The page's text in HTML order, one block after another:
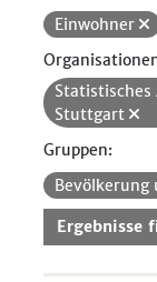
Einwohner
Stuttgart
Gruppen:
Bevölkerung
Ergebnisse